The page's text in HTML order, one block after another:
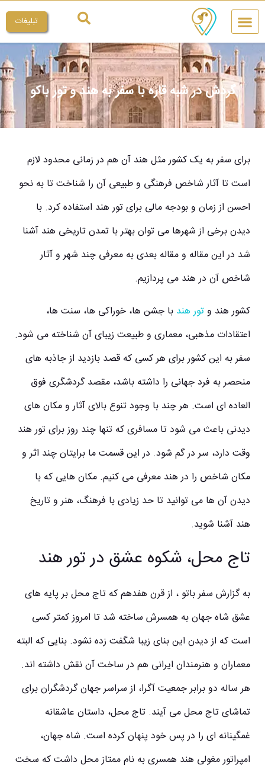
تبلیغات
گردش در شبه قاره با سفر به هند و تور باکو
برای سفر به یک کشور مثل هند آن هم در زمانی محدود لازم
است تا آثار شاخص فرهنگی و طبیعی آن را شناخت تا به نحو
احسن از زمان و بودجه مالی برای تور هند استفاده کرد. با
دیدن برخی از شهرها می توان بهتر با تمدن تاریخی هند آشنا
شد در این مقاله و مقاله بعدی به معرفی چند شهر و آثار
شاخص آن در هند می پردازیم.
کشور هند وتور هند با جشن ها، خوراکی ها، سنت ها،
اعتقادات مذهبی، معماری و طبیعت زیبای آن شناخته می شود.
سفر به این کشور برای هر کسی که قصد بازدید از جاذبه های
منحصر به فرد جهانی را داشته باشد، مقصد گردشگری فوق
العاده ای است. هر چند با وجود تنوع بالای آثار و مکان های
دیدنی باعث می شود تا مسافری که تنها چند روز برای تور هند
وقت دارد، سر در گم شود. در این قسمت ما برایتان چند اثر و
مکان شاخص را در هند معرفی می کنیم. مکان هایی که با
دیدن آن ها می توانید تا حد زیادی با فرهنگ، هنر و تاریخ
هند آشنا شوید.
تاج محل، شکوه عشق در تور هند
به گزارش سفر باتو ، از قرن هفدهم که تاج محل بر پایه های
عشق شاه جهان به همسرش ساخته شد تا امروز کمتر کسی
است که از دیدن این بنای زیبا شگفت زده نشود. بنایی که البته
معماران و هنرمندان ایرانی هم در ساخت آن نقش داشته اند.
هر ساله دو برابر جمعیت آگرا، از سراسر جهان گردشگران برای
تماشای تاج محل می آیند. تاج محل، داستان عاشقانه
غمگینانه ای را در پس خود پنهان کرده است. شاه جهان،
امپراتور مغولی هند همسری به نام ممتاز محل داشت که سخت